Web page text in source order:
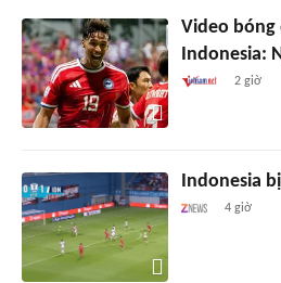
Video bóng
Indonesia:
2 giờ
Indonesia
4 giờ